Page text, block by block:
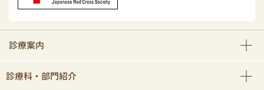
診療案内
診療科・部門紹介